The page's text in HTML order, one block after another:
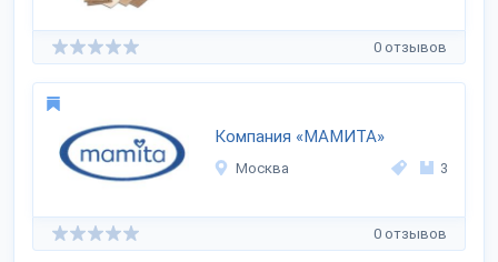
0 отзывов
Компания «МАМИТА»
Москва 3
0 отзывов